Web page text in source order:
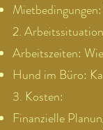
2.
Arbeitszeiten:
Hund im Büro:
3. Kosten:
Finanzielle